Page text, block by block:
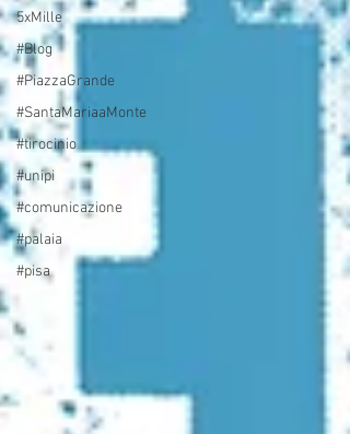
5xMille
#Blog
#PiazzaGrande
#SantaMariaaMonte
#tirocinio
#unipi
#comunicazione
#palaia
#pisa